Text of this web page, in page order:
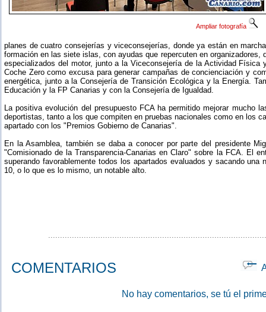
Ampliar fotografía
planes de cuatro consejerías y viceconsejerías, donde ya están en
formación en las siete islas, con ayudas que repercuten en organizadores,
especializados del motor, junto a la Viceconsejería de la Actividad Física
Coche Zero como excusa para generar campañas de concienciación y
energética, junto a la Consejería de Transición Ecológica y la Energía.
Educación y la FP Canarias y con la Consejería de Igualdad.
La positiva evolución del presupuesto FCA ha permitido mejorar mucho
deportistas, tanto a los que compiten en pruebas nacionales como en los
apartado con los "Premios Gobierno de Canarias".
En la Asamblea, también se daba a conocer por parte del presidente
"Comisionado de la Transparencia-Canarias en Claro" sobre la FCA. El
superando favorablemente todos los apartados evaluados y sacando una
10, o lo que es lo mismo, un notable alto.
COMENTARIOS
No hay comentarios, se tú el